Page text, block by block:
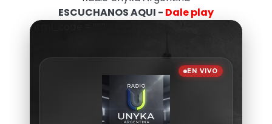
ESCUCHANOS AQUI - Dale play